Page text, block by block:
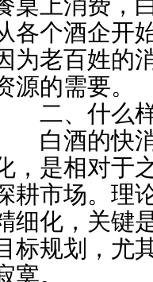
桌上消费，
各个酒企开
为老百姓的
源的需要。
二、什么样
白酒的快消
，是相对于
耕市场。理
细化，关键
标规划，尤
寞。